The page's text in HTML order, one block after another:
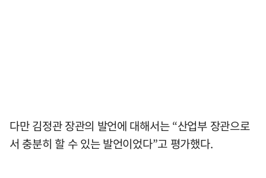
다만 김정관 장관의 발언에 대해서는 “산업부 장관으로
서 충분히 할 수 있는 발언이었다”고 평가했다.